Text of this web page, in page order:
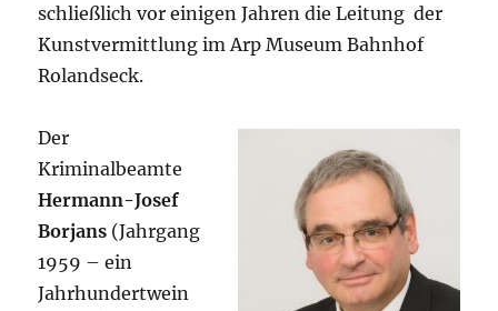
schließlich vor einigen Jahren die Leitung der
Kunstvermittlung im Arp Museum Bahnhof
Rolandseck.
Der
Kriminalbeamte
Hermann-Josef
Borjans (Jahrgang
1959 – ein
Jahrhundertwein